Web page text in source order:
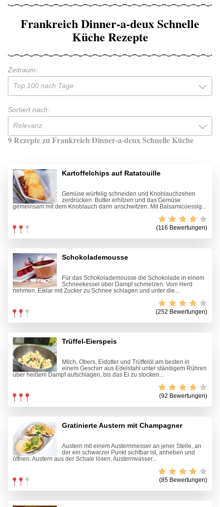
Frankreich Dinner-a-deux Schnelle
Küche Rezepte
Zeitraum:
Top 100 nach Tage
Sortiert nach:
Relevanz
9 Rezepte zu Frankreich Dinner-a-deux Schnelle Küche
Kartoffelchips auf Ratatouille
Gemüse würfelig schneiden und Knoblauchzehen
zerdrücken. Butter erhitzen und das Gemüse
gemeinsam mit dem Knoblauch darin anschwitzen. Mit Balsamicoessig...
(116 Bewertungen)
Schokolademousse
Für das Schokolademousse die Schokolade in einem
Schneekessel über Dampf schmelzen. Vom Herd
nehmen. Eiklar mit Zucker zu Schnee schlagen und unter die...
(252 Bewertungen)
Trüffel-Eierspeis
Milch, Obers, Eidotter und Trüffelöl am besten in
einem Geschirr aus Edelstahl unter ständigem Rühren
über heißem Dampf aufschlagen, bis das Ei zu stocken...
(92 Bewertungen)
Gratinierte Austern mit Champagner
Austern mit einem Austernmesser an jener Stelle, an
der ein schwarzer Punkt sichtbar ist, anheben und
öffnen. Austern aus der Schale lösen, Austernwasser...
(85 Bewertungen)